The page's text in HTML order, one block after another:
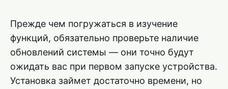
Прежде чем погружаться в изучение
функций, обязательно проверьте наличие
обновлений системы — они точно будут
ожидать вас при первом запуске устройства.
Установка займет достаточно времени, но